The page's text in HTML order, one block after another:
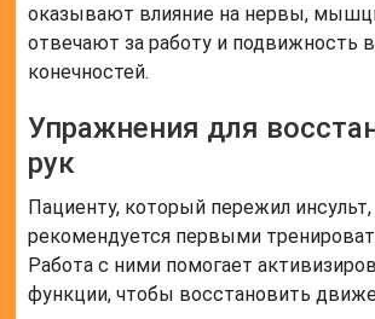
оказывают влияние на нервы,
отвечают за работу и подвижность
конечностей.
Упражнения для
рук
Пациенту, который пережил инсульт,
рекомендуется первыми
Работа с ними помогает
функции, чтобы восстановить